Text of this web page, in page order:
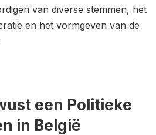
van diverse stemmen, het
en het vormgeven van de
een Politieke
in België